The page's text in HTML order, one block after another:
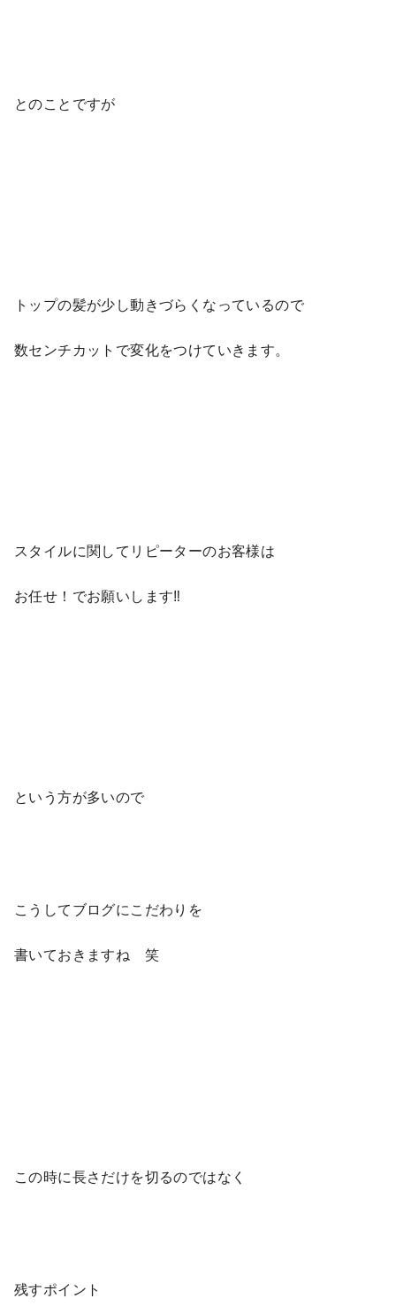
とのことですが
トップの髪が少し動きづらくなっているので
数センチカットで変化をつけていきます。
スタイルに関してリピーターのお客様は
お任せ！でお願いします‼︎
という方が多いので
こうしてブログにこだわりを
書いておきますね 笑
この時に長さだけを切るのではなく
残すポイント